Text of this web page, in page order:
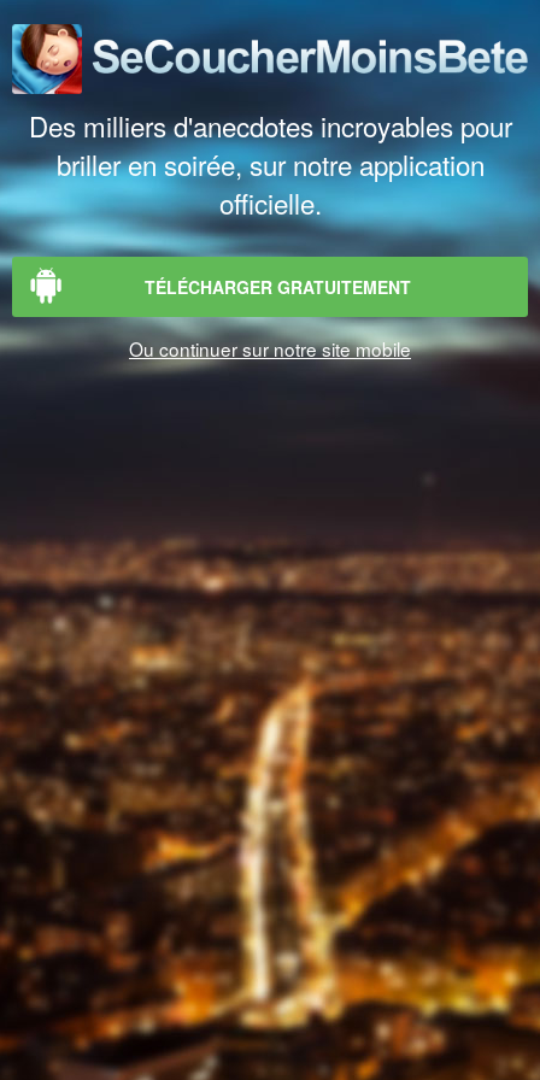
Des milliers d'anecdotes incroyables pour
briller en soirée, sur notre application
officielle.
TÉLÉCHARGER GRATUITEMENT
Ou continuer sur notre site mobile